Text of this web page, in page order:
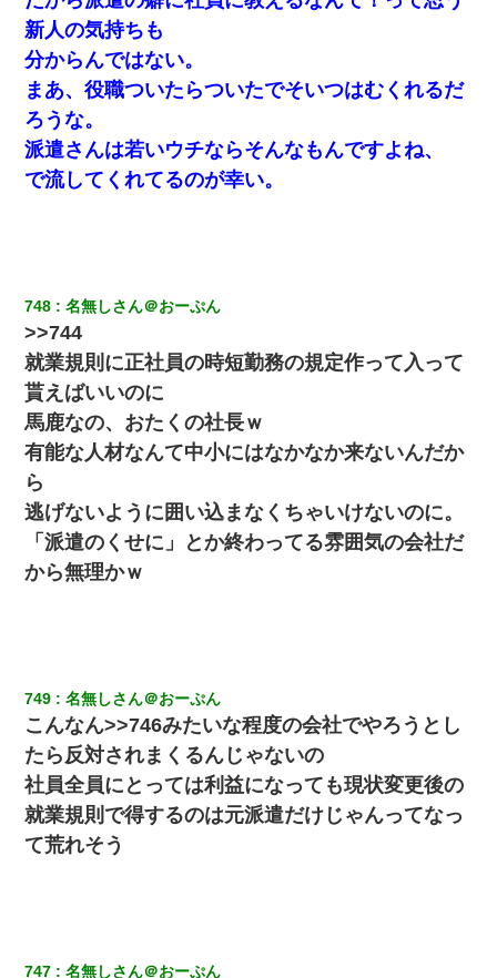
私「まとめ買いして冷凍ストックしてる」Ａ「ずるい！クレク
レ！」私「なんでよ」Ａ「ケーチ！バーカ！」→ 後日、Ａ旦那が
凸してきた
今日夫の実家に泊ったんだけど、朝起きたら股間がなんかモッコ
リしてた
【まぬけ】夫「離婚だ！」私「わかった。で？」夫「慰謝料
だ！」私「いいけど弁護士通して。私も請求する」夫「」
妻と同居し始めたときから、よく妻が「どこかで音漏れしてな
い？音楽聞こえる」と言っていて…
日航機墜落事故の「ここからは日本語で大丈夫ですよ〜」の絶望
感がヤバイ・・・
父親がくも膜下出血で突然ﾀﾋ。→母の貯金が0なことが判明。→母
「私を家に置いてほしい、どうか見捨てないで(土下座」俺・嫁
「…」
何年か前に妹は離婚している。当時生まれた姪が義弟の子じゃな
かったため妹有責での離婚になり…
夫の友達がBBQを定期的に開催して夫婦で参加してたんだけど、
女性側のリーダーみたいな人に「BBQは友達とやりなよ！」と言
われて…
新人の気持ちも
分からんではない。
まあ、役職ついたらついたでそいつはむくれるだ
ろうな。
派遣さんは若いウチならそんなもんですよね、
で流してくれてるのが幸い。
748 名無しさん＠おーぷん
>>744
就業規則に正社員の時短勤務の規定作って入って
貰えばいいのに
馬鹿なの、おたくの社長ｗ
有能な人材なんて中小にはなかなか来ないんだか
ら
逃げないように囲い込まなくちゃいけないのに。
「派遣のくせに」とか終わってる雰囲気の会社だ
から無理かｗ
749 名無しさん＠おーぷん
こんなん>>746みたいな程度の会社でやろうとし
たら反対されまくるんじゃないの
社員全員にとっては利益になっても現状変更後の
就業規則で得するのは元派遣だけじゃんってなっ
て荒れそう
747 名無しさん＠おーぷん